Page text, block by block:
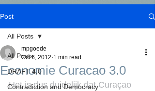
Post
All Posts
DRAFT 4.0
Contradiction and Democracy
All Posts
Economie Curacao 3.0
mpgoede
Oct 6, 2012 1 min read
Het is dus duidelijk dat Curaçao